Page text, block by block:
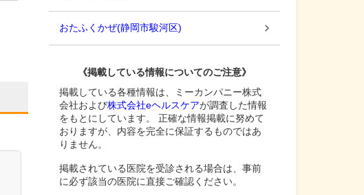
おたふくかぜ(静岡市駿河区)
《掲載している情報についてのご注意》
掲載している各種情報は、ミーカンパニー株式
会社および株式会社eヘルスケアが調査した情報
をもとにしています。 正確な情報掲載に努めて
おりますが、内容を完全に保証するものではあ
りません。
掲載されている医院を受診される場合は、事前
に必ず該当の医院に直接ご確認ください。